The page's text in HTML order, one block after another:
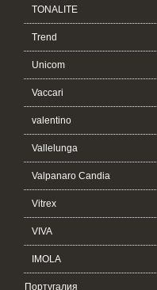
TONALITE
Trend
Unicom
Vaccari
valentino
Vallelunga
Valpanaro Candia
Vitrex
VIVA
IMOLA
Португалия